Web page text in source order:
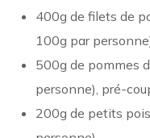
400g de filets de
100g par
500g de pommes
personne), pré-
200g de petits